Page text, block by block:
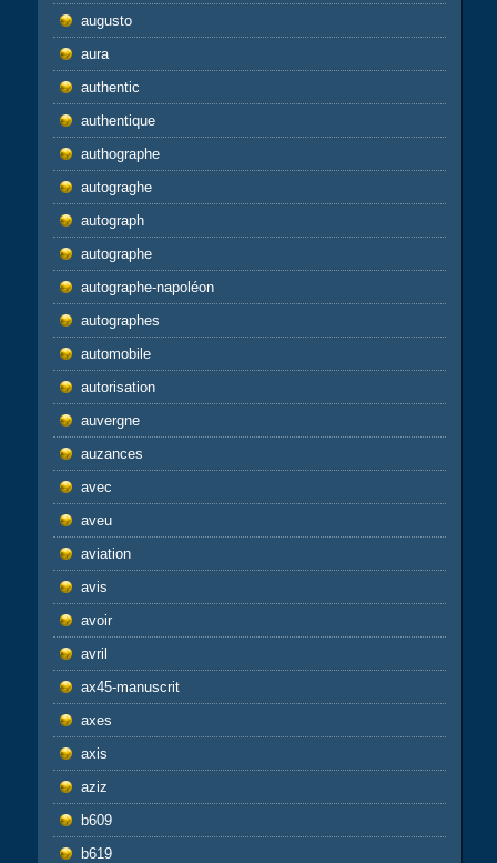
augusto
aura
authentic
authentique
authographe
autograghe
autograph
autographe
autographe-napoléon
autographes
automobile
autorisation
auvergne
auzances
avec
aveu
aviation
avis
avoir
avril
ax45-manuscrit
axes
axis
aziz
b609
b619